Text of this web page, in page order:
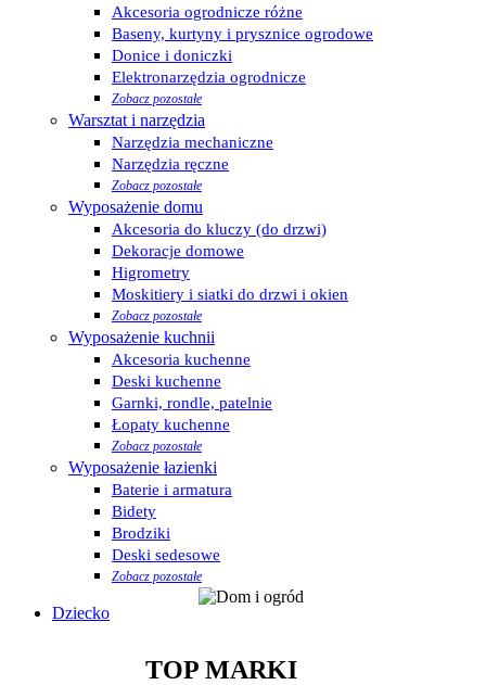
Akcesoria ogrodnicze różne
Baseny, kurtyny i prysznice ogrodowe
Donice i doniczki
Elektronarzędzia ogrodnicze
Zobacz pozostałe
Warsztat i narzędzia
Narzędzia mechaniczne
Narzędzia ręczne
Zobacz pozostałe
Wyposażenie domu
Akcesoria do kluczy (do drzwi)
Dekoracje domowe
Higrometry
Moskitiery i siatki do drzwi i okien
Zobacz pozostałe
Wyposażenie kuchnii
Akcesoria kuchenne
Deski kuchenne
Garnki, rondle, patelnie
Łopaty kuchenne
Zobacz pozostałe
Wyposażenie łazienki
Baterie i armatura
Bidety
Brodziki
Deski sedesowe
Zobacz pozostałe
Dziecko
TOP MARKI